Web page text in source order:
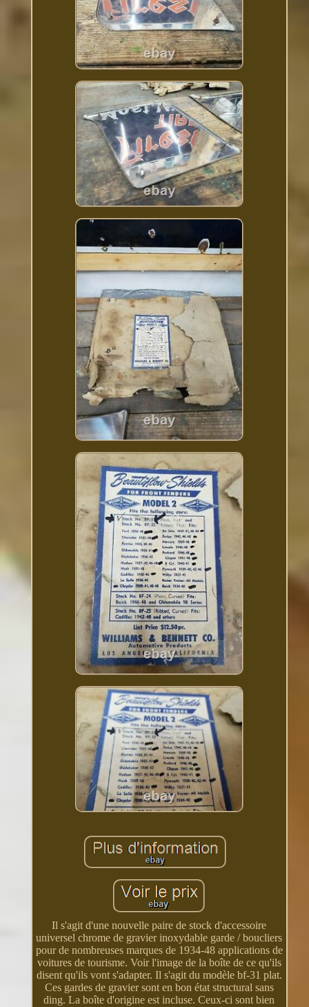
Il s'agit d'une nouvelle paire de stock d'accessoire
universel chrome de gravier inoxydable garde / boucliers
pour de nombreuses marques de 1934-48 applications de
voitures de tourisme. Voir l'image de la boîte de ce qu'ils
disent qu'ils vont s'adapter. Il s'agit du modèle bf-31 plat.
Ces gardes de gravier sont en bon état structural sans
ding. La boîte d'origine est incluse. Ceux-ci sont bien